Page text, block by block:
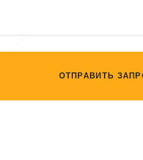
ОТПРАВИТЬ